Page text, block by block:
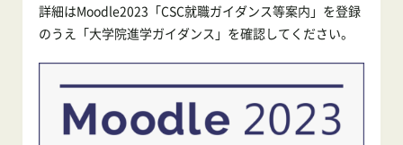
詳細はMoodle2023「CSC就職ガイダンス等案内」を登録
のうえ「大学院進学ガイダンス」を確認してください。